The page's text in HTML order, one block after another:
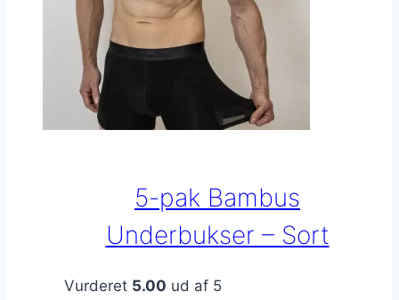
5-pak Bambus
Underbukser – Sort
Vurderet 5.00 ud af 5